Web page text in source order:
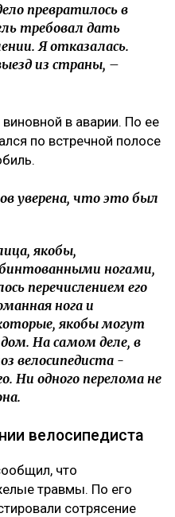
превратилось в
требовал дать
Я отказалась.
из страны, –
в аварии. По ее
по встречной полосе
уверена, что это был
якобы,
ногами,
перечислением его
нога и
якобы могут
На самом деле, в
велосипедиста -
Ни одного перелома не
велосипедиста
что
травмы. По его
сотрясение